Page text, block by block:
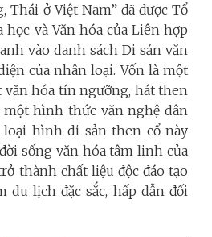
Thái ở Việt Nam” đã được Tổ
học và Văn hóa của Liên hợp
vào danh sách Di sản văn
của nhân loại. Vốn là một
hóa tín ngưỡng, hát then
hình thức văn nghệ dân
loại hình di sản then cổ này
sống văn hóa tâm linh của
thành chất liệu độc đáo tạo
du lịch đặc sắc, hấp dẫn đối